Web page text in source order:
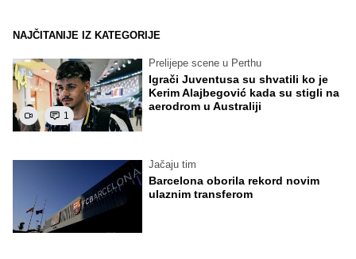
NAJČITANIJE IZ KATEGORIJE
1
Prelijepe scene u Perthu
Igrači Juventusa su shvatili ko je
Kerim Alajbegović kada su stigli na
aerodrom u Australiji
Jačaju tim
Barcelona oborila rekord novim
ulaznim transferom